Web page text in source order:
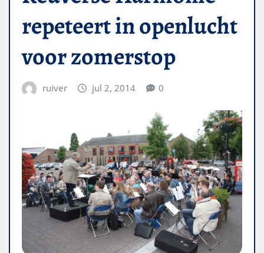
repeteert in openlucht
voor zomerstop
ruiver jul 2, 2014 0